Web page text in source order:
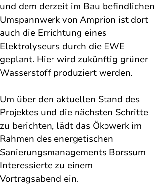
und dem derzeit im Bau befindlichen
Umspannwerk von Amprion ist dort
auch die Errichtung eines
Elektrolyseurs durch die EWE
geplant. Hier wird zukünftig grüner
Wasserstoff produziert werden.
Um über den aktuellen Stand des
Projektes und die nächsten Schritte
zu berichten, lädt das Ökowerk im
Rahmen des energetischen
Sanierungsmanagements Borssum
Interessierte zu einem
Vortragsabend ein.